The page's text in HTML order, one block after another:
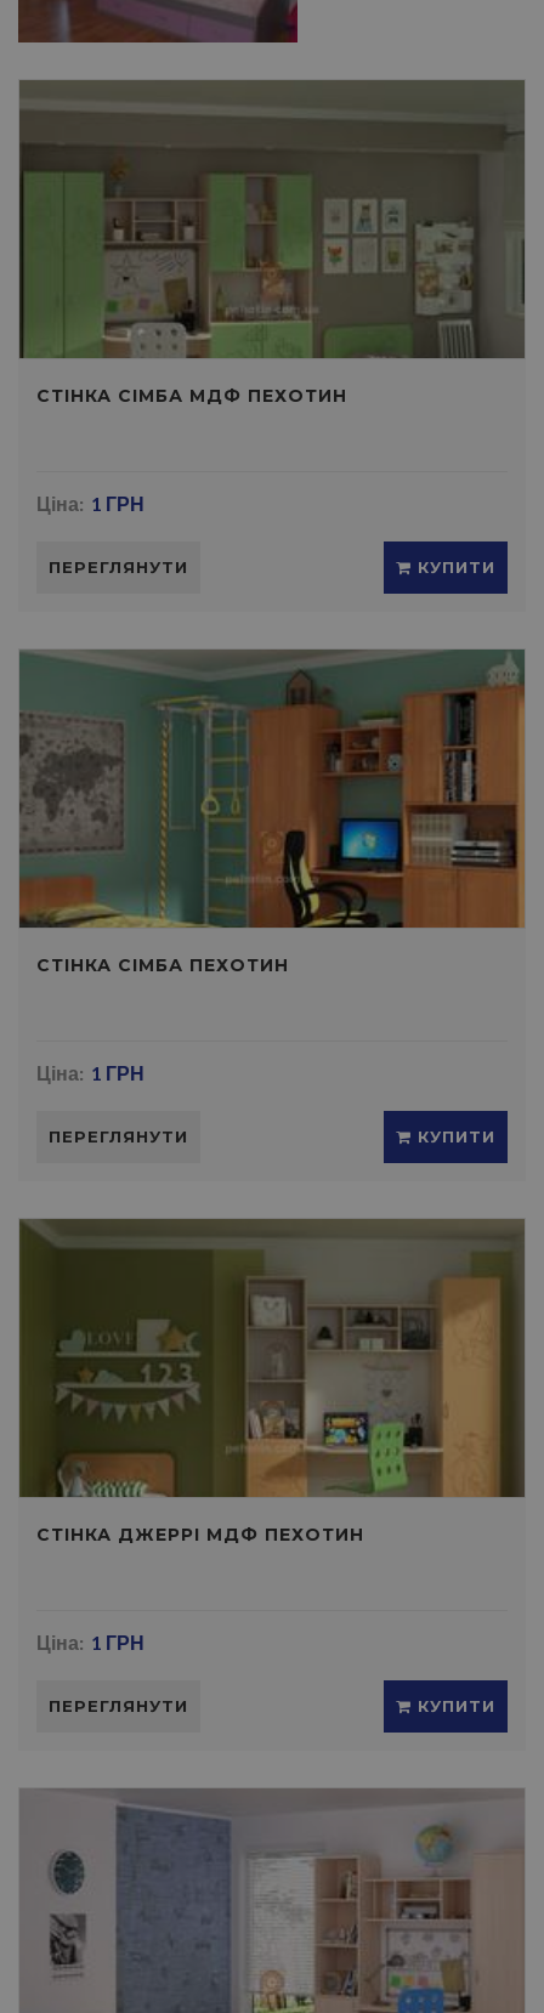
СТІНКА СIМБА МДФ ПЕХОТИН
Ціна: 1 ГРН
ПЕРЕГЛЯНУТИ КУПИТИ
СТIНКА СIМБА ПЕХОТИН
Ціна: 1 ГРН
ПЕРЕГЛЯНУТИ КУПИТИ
СТIНКА ДЖЕРРI МДФ ПЕХОТИН
Ціна: 1 ГРН
ПЕРЕГЛЯНУТИ КУПИТИ